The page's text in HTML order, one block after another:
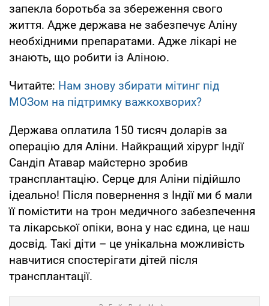
запекла боротьба за збереження свого
життя. Адже держава не забезпечує Аліну
необхідними препаратами. Адже лікарі не
знають, що робити із Аліною.
Читайте: Нам знову збирати мітинг під
МОЗом на підтримку важкохворих?
Держава оплатила 150 тисяч доларів за
операцію для Аліни. Найкращий хірург Індії
Сандіп Атавар майстерно зробив
трансплантацію. Серце для Аліни підійшло
ідеально! Після повернення з Індії ми б мали
її помістити на трон медичного забезпечення
та лікарської опіки, вона у нас єдина, це наш
досвід. Такі діти – це унікальна можливість
навчитися спостерігати дітей після
трансплантації.